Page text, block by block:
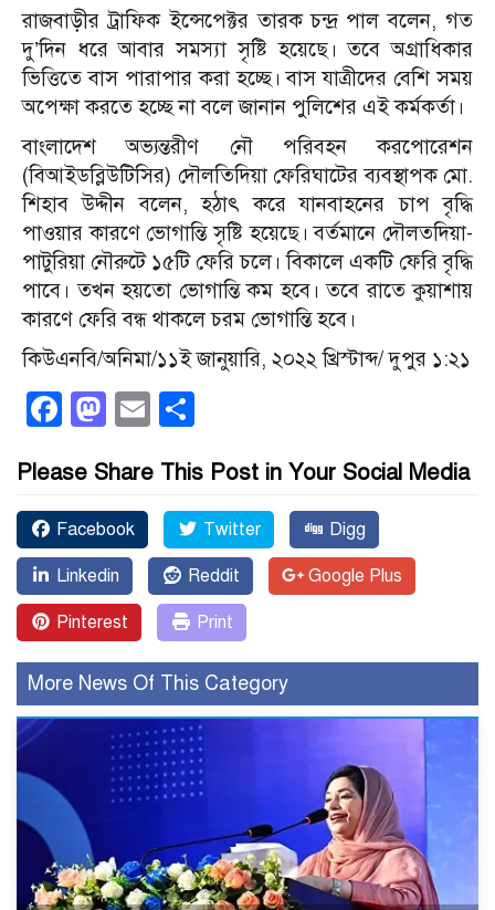
রাজবাড়ীর ট্রাফিক ইন্সেপেক্টর তারক চন্দ্র পাল বলেন, গত
দু’দিন ধরে আবার সমস্যা সৃষ্টি হয়েছে। তবে অগ্রাধিকার
ভিত্তিতে বাস পারাপার করা হচ্ছে। বাস যাত্রীদের বেশি সময়
অপেক্ষা করতে হচ্ছে না বলে জানান পুলিশের এই কর্মকর্তা।
বাংলাদেশ অভ্যন্তরীণ নৌ পরিবহন করপোরেশন
(বিআইডব্লিউটিসির) দৌলতিদিয়া ফেরিঘাটের ব্যবস্থাপক মো.
শিহাব উদ্দীন বলেন, হঠাৎ করে যানবাহনের চাপ বৃদ্ধি
পাওয়ার কারণে ভোগান্তি সৃষ্টি হয়েছে। বর্তমানে দৌলতদিয়া-
পাটুরিয়া নৌরুটে ১৫টি ফেরি চলে। বিকালে একটি ফেরি বৃদ্ধি
পাবে। তখন হয়তো ভোগান্তি কম হবে। তবে রাতে কুয়াশায়
কারণে ফেরি বন্ধ থাকলে চরম ভোগান্তি হবে।
কিউএনবি/অনিমা/১১ই জানুয়ারি, ২০২২ খ্রিস্টাব্দ/ দুপুর ১:২১
Facebook
Mastodon
Email
Please Share This Post in Your Social Media
Facebook Twitter Digg
Linkedin Reddit Google Plus
Pinterest Print
More News Of This Category